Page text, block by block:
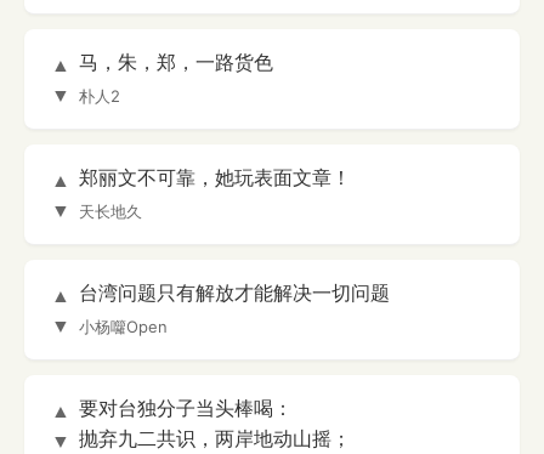
▲
▼
马，朱，郑，一路货色
朴人2
▲
▼
郑丽文不可靠，她玩表面文章！
天长地久
▲
▼
台湾问题只有解放才能解决一切问题
小杨囖Open
▲
▼
要对台独分子当头棒喝：
抛弃九二共识，两岸地动山摇；